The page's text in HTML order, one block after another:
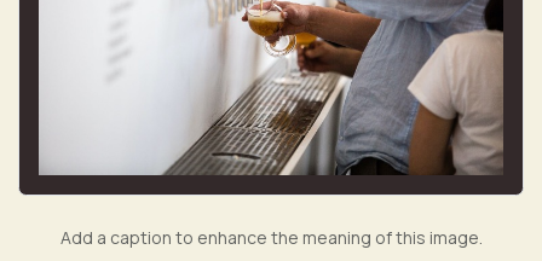
Add a caption to enhance the meaning of this image.